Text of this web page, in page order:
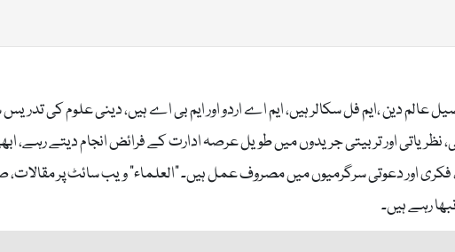
عالم دین ،ایم فل سکالر ہیں، ایم اے اردو اور ایم بی اے ہیں، دینی علوم کی
نظریاتی اور تربیتی جریدوں میں طویل عرصہ ادارت کے فرائض انجام دیتے رہے،
اور دعوتی سرگرمیوں میں مصروف عمل ہیں۔ "العلماء" ویب سائٹ پر مقالات،
رہے ہیں۔